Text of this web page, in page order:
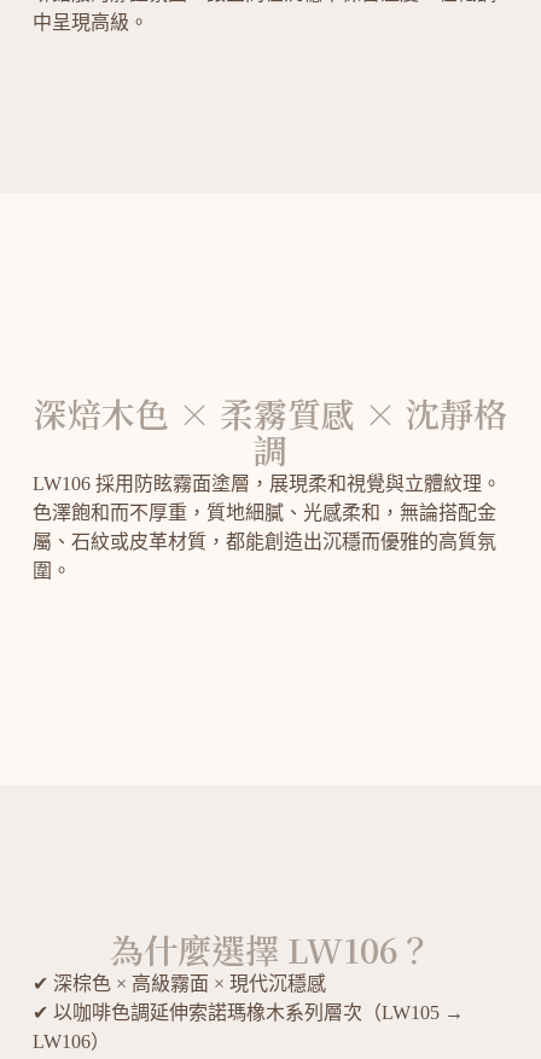
中呈現高級。
深焙木色 × 柔霧質感 × 沈靜格
調
LW106 採用防眩霧面塗層，展現柔和視覺與立體紋理。
色澤飽和而不厚重，質地細膩、光感柔和，無論搭配金
屬、石紋或皮革材質，都能創造出沉穩而優雅的高質氛
圍。
為什麼選擇 LW106？
✔ 深棕色 × 高級霧面 × 現代沉穩感
✔ 以咖啡色調延伸索諾瑪橡木系列層次（LW105 →
LW106）